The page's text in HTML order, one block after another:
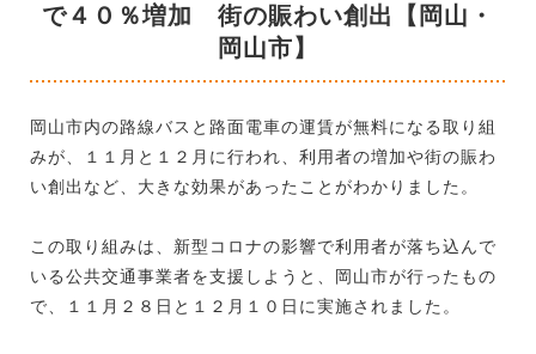
で４０％増加 街の賑わい創出【岡山・
岡山市】
岡山市内の路線バスと路面電車の運賃が無料になる取り組
みが、１１月と１２月に行われ、利用者の増加や街の賑わ
い創出など、大きな効果があったことがわかりました。
この取り組みは、新型コロナの影響で利用者が落ち込んで
いる公共交通事業者を支援しようと、岡山市が行ったもの
で、１１月２８日と１２月１０日に実施されました。